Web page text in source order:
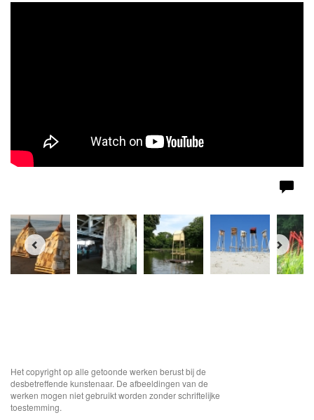
Het copyright op alle getoonde werken berust bij de
desbetreffende kunstenaar. De afbeeldingen van de
werken mogen niet gebruikt worden zonder schriftelijke
toestemming.